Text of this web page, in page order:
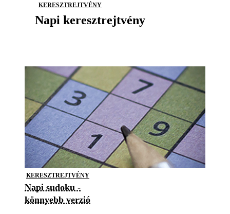
KERESZTREJTVÉNY
Napi keresztrejtvény
KERESZTREJTVÉNY
Napi sudoku -
könnyebb verzió